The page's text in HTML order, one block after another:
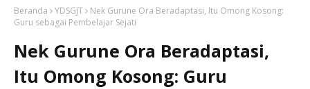
Beranda YDSGJT
Nek Gurune Ora Beradaptasi, Itu Omong Kosong:
Guru sebagai Pembelajar Sejati
Nek Gurune Ora Beradaptasi,
Itu Omong Kosong: Guru